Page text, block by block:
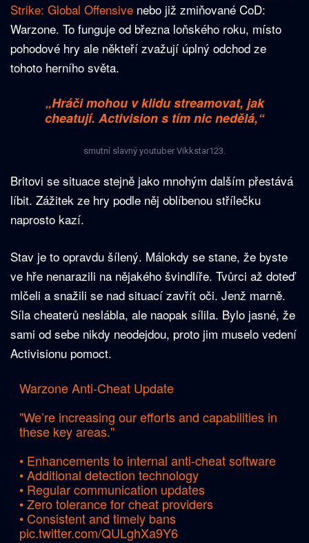
Strike: Global Offensive nebo již zmiňované CoD:
Warzone. To funguje od března loňského roku, místo
pohodové hry ale někteří zvažují úplný odchod ze
tohoto herního světa.
„Hráči mohou v klidu streamovat, jak
cheatují. Activision s tím nic nedělá,“
smutní slavný youtuber Vikkstar123.
Britovi se situace stejně jako mnohým dalším přestává
líbit. Zážitek ze hry podle něj oblíbenou střílečku
naprosto kazí.
Stav je to opravdu šílený. Málokdy se stane, že byste
ve hře nenarazili na nějakého švindlíře. Tvůrci až doteď
mlčeli a snažili se nad situací zavřít oči. Jenž marně.
Síla cheaterů neslábla, ale naopak sílila. Bylo jasné, že
sami od sebe nikdy neodejdou, proto jim muselo vedení
Activisionu pomoct.
Warzone Anti-Cheat Update
"We’re increasing our efforts and capabilities in
these key areas."
• Enhancements to internal anti-cheat software
• Additional detection technology
• Regular communication updates
• Zero tolerance for cheat providers
• Consistent and timely bans
pic.twitter.com/QULghXa9Y6